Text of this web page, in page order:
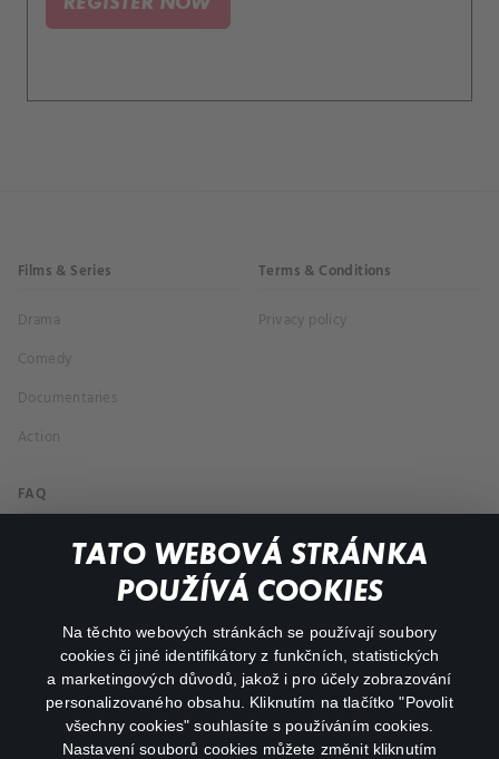
TATO WEBOVÁ STRÁNKA
POUŽÍVÁ COOKIES
Na těchto webových stránkách se používají soubory
cookies či jiné identifikátory z funkčních, statistických
a marketingových důvodů, jakož i pro účely zobrazování
personalizovaného obsahu. Kliknutím na tlačítko "Povolit
všechny cookies" souhlasíte s používáním cookies.
Nastavení souborů cookies můžete změnit kliknutím
Films & Series
Drama
Comedy
Documentaries
Action
Terms & Conditions
Privacy policy
FAQ
My profile
facebookinstagram
youtube